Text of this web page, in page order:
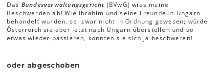
Das Bundesverwaltungsgericht (BVwG) wies meine
Beschwerden ab! Wie Ibrahim und seine Freunde in Ungarn
behandelt wurden, sei zwar nicht in Ordnung gewesen; würde
Österreich sie aber jetzt nach Ungarn überstellen und so
etwas wieder passieren, könnten sie sich ja beschweren!
oder abgeschoben